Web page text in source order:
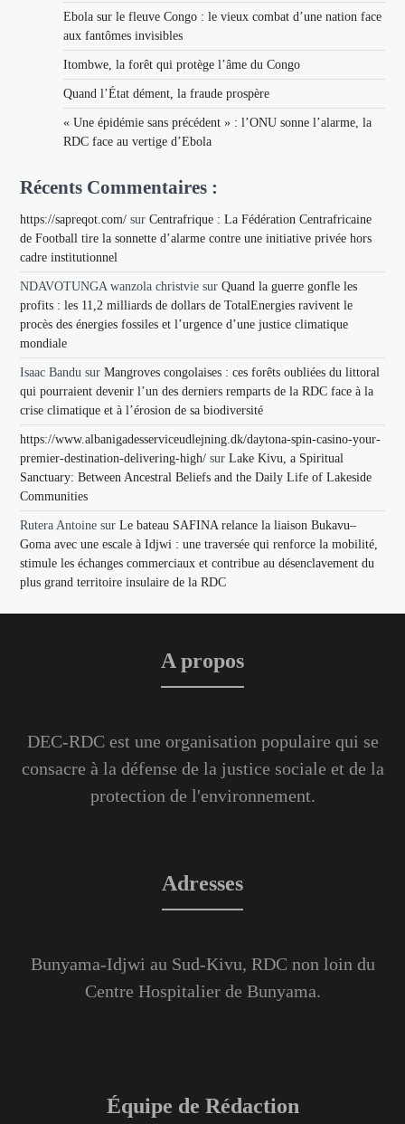
Ebola sur le fleuve Congo : le vieux combat d’une nation face
aux fantômes invisibles
Itombwe, la forêt qui protège l’âme du Congo
Quand l’État dément, la fraude prospère
« Une épidémie sans précédent » : l’ONU sonne l’alarme, la
RDC face au vertige d’Ebola
Récents Commentaires :
https://sapreqot.com/ surCentrafrique : La Fédération Centrafricaine
de Football tire la sonnette d’alarme contre une initiative privée hors
cadre institutionnel
NDAVOTUNGA wanzola christvie surQuand la guerre gonfle les
profits : les 11,2 milliards de dollars de TotalEnergies ravivent le
procès des énergies fossiles et l’urgence d’une justice climatique
mondiale
Isaac Bandu surMangroves congolaises : ces forêts oubliées du littoral
qui pourraient devenir l’un des derniers remparts de la RDC face à la
crise climatique et à l’érosion de sa biodiversité
https://www.albanigadesserviceudlejning.dk/daytona-spin-casino-your-
premier-destination-delivering-high/ surLake Kivu, a Spiritual
Sanctuary: Between Ancestral Beliefs and the Daily Life of Lakeside
Communities
Rutera Antoine surLe bateau SAFINA relance la liaison Bukavu–
Goma avec une escale à Idjwi : une traversée qui renforce la mobilité,
stimule les échanges commerciaux et contribue au désenclavement du
plus grand territoire insulaire de la RDC
A propos
DEC-RDC est une organisation populaire qui se
consacre à la défense de la justice sociale et de la
protection de l'environnement.
Adresses
Bunyama-Idjwi au Sud-Kivu, RDC non loin du
Centre Hospitalier de Bunyama.
Équipe de Rédaction